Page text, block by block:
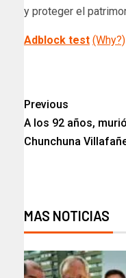
y proteger el
Adblock test (Why?)
Previous
A los 92 años, murió
Chunchuna
MAS NOTICIAS